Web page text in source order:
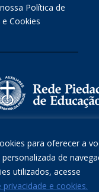
para oferecer a
de
utilizados, acesse
privacidade e cookies.
Política de
e Cookies